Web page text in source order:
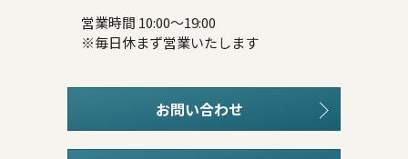
営業時間 10:00～19:00
※毎日休まず営業いたします
お問い合わせ